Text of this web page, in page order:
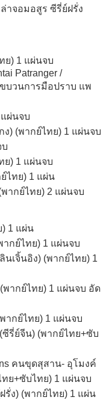
าจอมอสูร ซีรี่ย์ฝรั่ง
ย) 1 แผ่นจบ
Patranger /
บวนการมือปราบ แพ
แผ่นจบ
ง) (พากย์ไทย) 1 แผ่นจบ
ย) 1 แผ่นจบ
ไทย) 1 แผ่น
ากย์ไทย) 2 แผ่นจบ
) 1 แผ่น
ากย์ไทย) 1 แผ่นจบ
นเจิ้นอิง) (พากย์ไทย) 1
พากย์ไทย) 1 แผ่นจบ อัด
ากย์ไทย) 1 แผ่นจบ
รี่ย์จีน) (พากย์ไทย+ซับ
คนขุดสุสาน- อุโมงค์
ย+ซับไทย) 1 แผ่นจบ
รั่ง) (พากย์ไทย) 1 แผ่น